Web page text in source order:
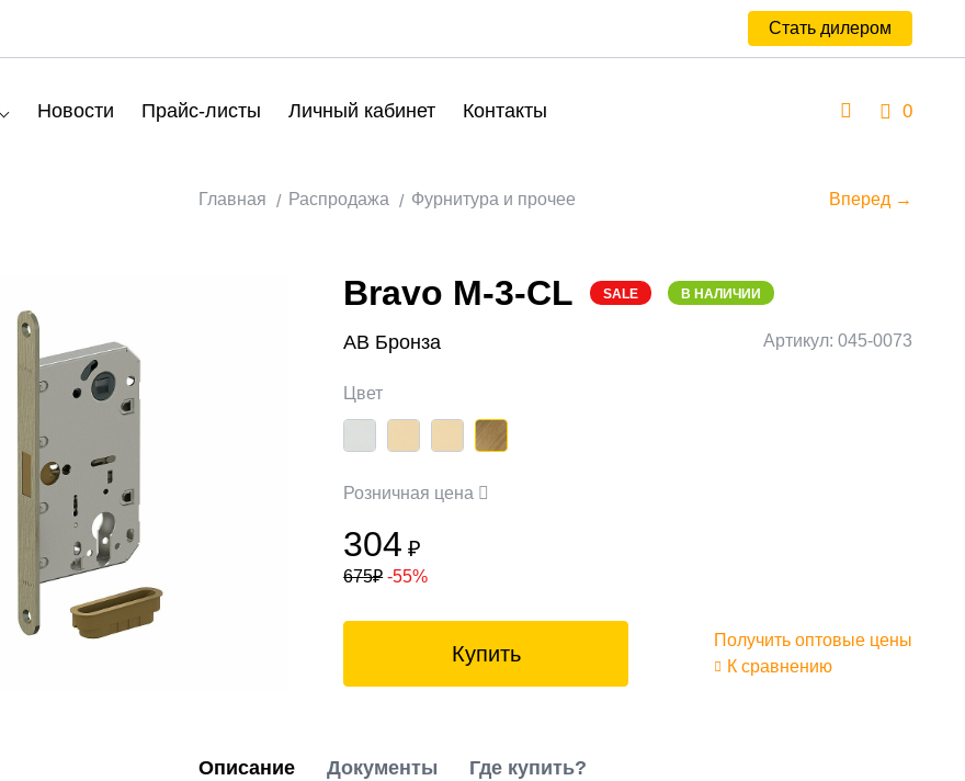
Стать дилером
Новости Прайс-листы Личный кабинет Контакты 0
Главная Распродажа Фурнитура и прочее Вперед →
Bravo M-3-CL SALE В НАЛИЧИИ
AB Бронза Артикул: 045-0073
Цвет
Розничная цена
304 ₽
675₽ -55%
Купить
Получить оптовые цены
К сравнению
Описание Документы Где купить?